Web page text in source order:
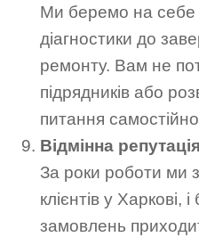
Ми беремо на себе
діагностики до
ремонту. Вам не
підрядників або
питання
Відмінна
За роки роботи ми
клієнтів у Харкові,
замовлень